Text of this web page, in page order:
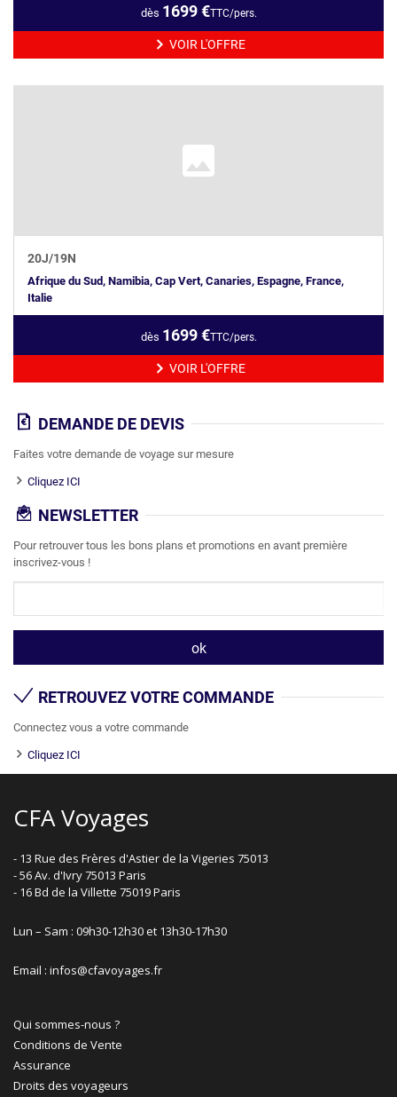
dès 1699€TTC/pers.
VOIR L'OFFRE
20J/19N
Afrique du Sud, Namibia, Cap Vert, Canaries, Espagne, France,
Italie
dès 1699€TTC/pers.
VOIR L'OFFRE
DEMANDE DE DEVIS
Faites votre demande de voyage sur mesure
Cliquez ICI
NEWSLETTER
Pour retrouver tous les bons plans et promotions en avant première
inscrivez-vous !
RETROUVEZ VOTRE COMMANDE
Connectez vous a votre commande
Cliquez ICI
CFA Voyages
- 13 Rue des Frères d'Astier de la Vigeries 75013
- 56 Av. d'Ivry 75013 Paris
- 16 Bd de la Villette 75019 Paris
Lun – Sam : 09h30-12h30 et 13h30-17h30
Email : infos@cfavoyages.fr
Qui sommes-nous ?
Conditions de Vente
Assurance
Droits des voyageurs